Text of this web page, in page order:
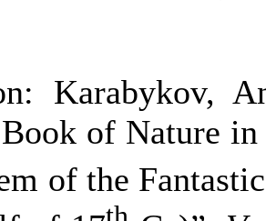
Karabykov,
of Nature
of the